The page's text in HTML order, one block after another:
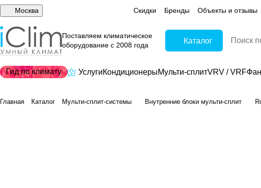
Москва Скидки Бренды Объекты и отзывы
Поставляем климатическое
оборудование с 2008 года
Каталог
Гид по климату УслугиКондиционерыМульти-сплитVRV / VRF
Главная Каталог Мульти-сплит-системы Внутренние блоки мульти-сплит